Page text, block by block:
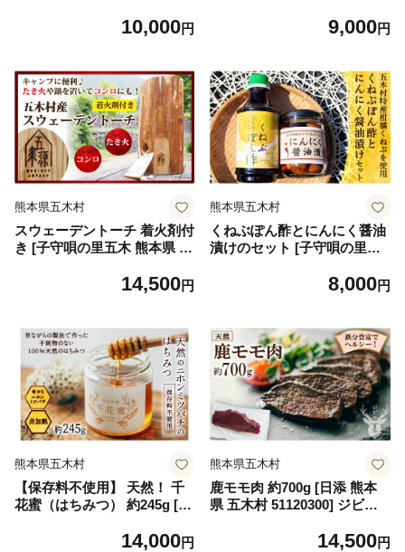
ポン酢 くねぶポン酢 柚子胡
10,000円 9,000円
熊本県五木村
スウェーデントーチ 着火剤付
き [子守唄の里五木 熊本県 五
ウッドストーブ 木のろうそく
14,500円
熊本県五木村
くねぶぽん酢とにんにく醤油
漬けのセット [子守唄の里五
本県 特産 ぽん酢 柑橘 調味料
8,000円
熊本県五木村
【保存料不使用】 天然！ 千
花蜜（はちみつ） 約245g [日
はちみつ 蜂蜜 ハチミツ 保存
14,000円
熊本県五木村
鹿モモ肉 約700g [日添 熊本
県 五木村 51120300] ジビエ
14,500円